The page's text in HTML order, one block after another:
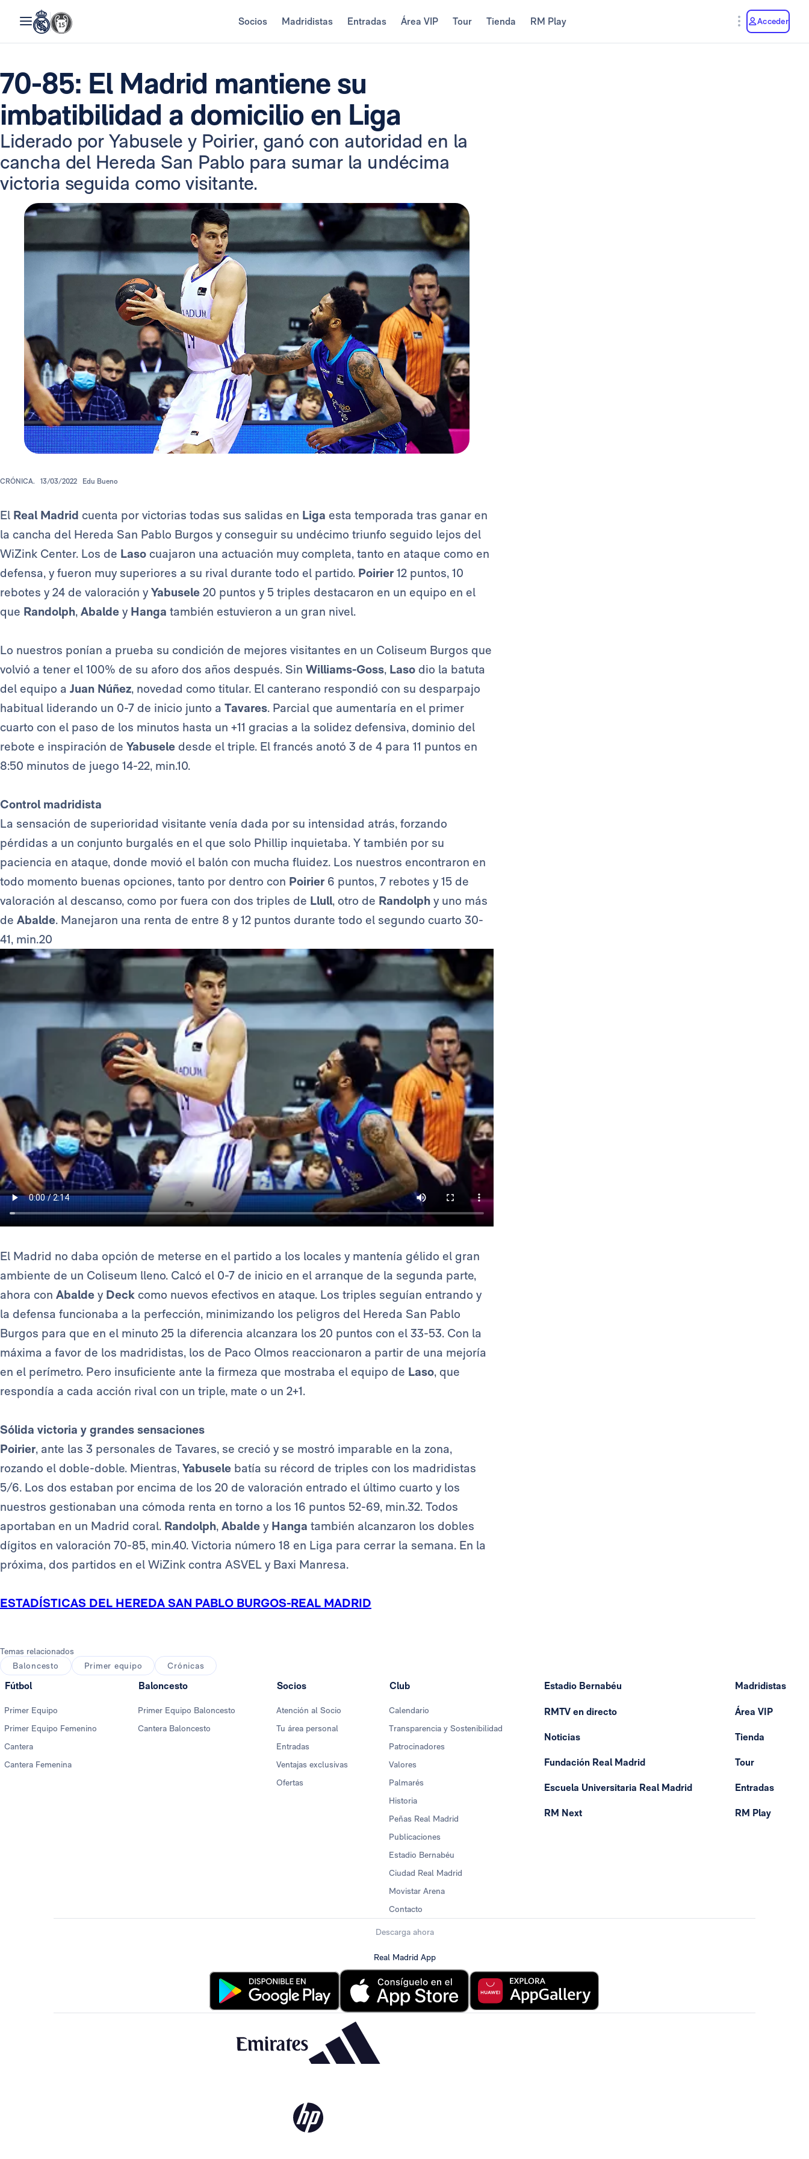
Socios Madridistas Entradas Área VIP Tour Tienda RM Play Acceder
70-85: El Madrid mantiene su
imbatibilidad a domicilio en Liga
Liderado por Yabusele y Poirier, ganó con autoridad en la
cancha del Hereda San Pablo para sumar la undécima
victoria seguida como visitante.
CRÓNICA. 13/03/2022 Edu Bueno
El Real Madrid cuenta por victorias todas sus salidas en Liga esta temporada tras ganar en
la cancha del Hereda San Pablo Burgos y conseguir su undécimo triunfo seguido lejos del
WiZink Center. Los de Laso cuajaron una actuación muy completa, tanto en ataque como en
defensa, y fueron muy superiores a su rival durante todo el partido. Poirier 12 puntos, 10
rebotes y 24 de valoración y Yabusele 20 puntos y 5 triples destacaron en un equipo en el
que Randolph, Abalde y Hanga también estuvieron a un gran nivel.
Lo nuestros ponían a prueba su condición de mejores visitantes en un Coliseum Burgos que
volvió a tener el 100% de su aforo dos años después. Sin Williams-Goss, Laso dio la batuta
del equipo a Juan Núñez, novedad como titular. El canterano respondió con su desparpajo
habitual liderando un 0-7 de inicio junto a Tavares. Parcial que aumentaría en el primer
cuarto con el paso de los minutos hasta un +11 gracias a la solidez defensiva, dominio del
rebote e inspiración de Yabusele desde el triple. El francés anotó 3 de 4 para 11 puntos en
8:50 minutos de juego 14-22, min.10.
Control madridista
La sensación de superioridad visitante venía dada por su intensidad atrás, forzando
pérdidas a un conjunto burgalés en el que solo Phillip inquietaba. Y también por su
paciencia en ataque, donde movió el balón con mucha fluidez. Los nuestros encontraron en
todo momento buenas opciones, tanto por dentro con Poirier 6 puntos, 7 rebotes y 15 de
valoración al descanso, como por fuera con dos triples de Llull, otro de Randolph y uno más
de Abalde. Manejaron una renta de entre 8 y 12 puntos durante todo el segundo cuarto 30-
41, min.20
El Madrid no daba opción de meterse en el partido a los locales y mantenía gélido el gran
ambiente de un Coliseum lleno. Calcó el 0-7 de inicio en el arranque de la segunda parte,
ahora con Abalde y Deck como nuevos efectivos en ataque. Los triples seguían entrando y
la defensa funcionaba a la perfección, minimizando los peligros del Hereda San Pablo
Burgos para que en el minuto 25 la diferencia alcanzara los 20 puntos con el 33-53. Con la
máxima a favor de los madridistas, los de Paco Olmos reaccionaron a partir de una mejoría
en el perímetro. Pero insuficiente ante la firmeza que mostraba el equipo de Laso, que
respondía a cada acción rival con un triple, mate o un 2+1.
Sólida victoria y grandes sensaciones
Poirier, ante las 3 personales de Tavares, se creció y se mostró imparable en la zona,
rozando el doble-doble. Mientras, Yabusele batía su récord de triples con los madridistas
5/6. Los dos estaban por encima de los 20 de valoración entrado el último cuarto y los
nuestros gestionaban una cómoda renta en torno a los 16 puntos 52-69, min.32. Todos
aportaban en un Madrid coral. Randolph, Abalde y Hanga también alcanzaron los dobles
dígitos en valoración 70-85, min.40. Victoria número 18 en Liga para cerrar la semana. En la
próxima, dos partidos en el WiZink contra ASVEL y Baxi Manresa.
ESTADÍSTICAS DEL HEREDA SAN PABLO BURGOS-REAL MADRID
Temas relacionados
Baloncesto
Primer equipo Crónicas
Fútbol
Primer Equipo
Primer Equipo Femenino
Cantera
Cantera Femenina
Baloncesto
Primer Equipo Baloncesto
Cantera Baloncesto
Socios
Atención al Socio
Tu área personal
Entradas
Ventajas exclusivas
Ofertas
Club
Calendario
Transparencia y Sostenibilidad
Patrocinadores
Valores
Palmarés
Historia
Peñas Real Madrid
Publicaciones
Estadio Bernabéu
Ciudad Real Madrid
Movistar Arena
Contacto
Estadio Bernabéu
RMTV en directo
Noticias
Fundación Real Madrid
Escuela Universitaria Real Madrid
RM Next
Madridistas
Área VIP
Tienda
Tour
Entradas
RM Play
Descarga ahora
Real Madrid App